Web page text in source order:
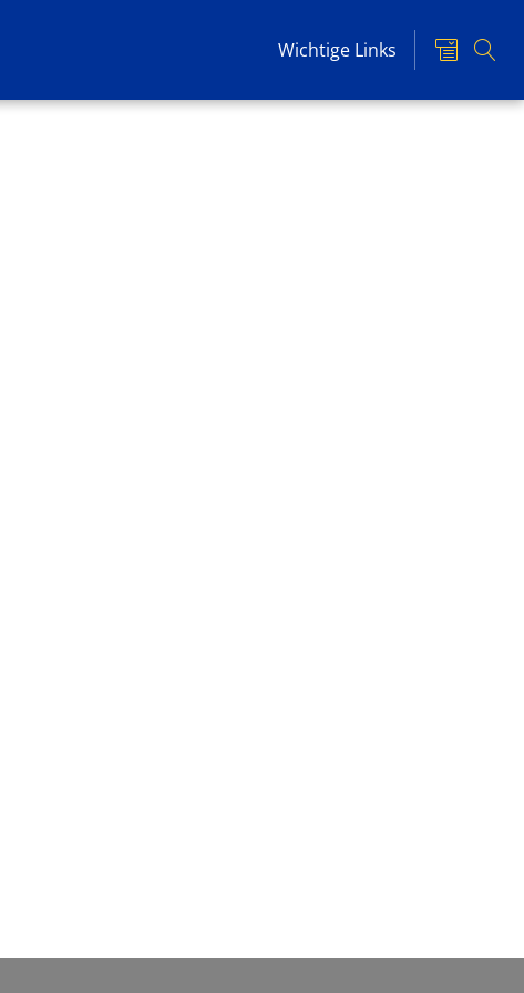
Wichtige Links